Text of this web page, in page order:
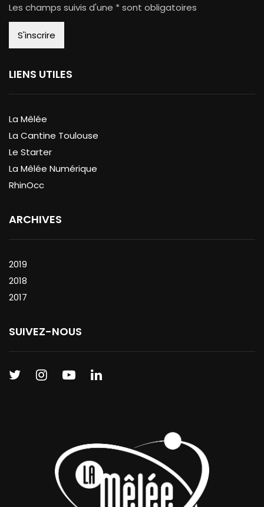
Les champs suivis d'une * sont obligatoires
LIENS UTILES
La Mêlée
La Cantine Toulouse
Le Starter
La Mêlée Numérique
RhinOcc
ARCHIVES
2019
2018
2017
SUIVEZ-NOUS